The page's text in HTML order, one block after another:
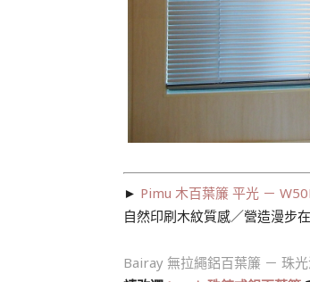
► Pimu 木百葉簾 平光 －
自然印刷木紋質感／營造漫步
Bairay 無拉繩鋁百葉簾 － 珠